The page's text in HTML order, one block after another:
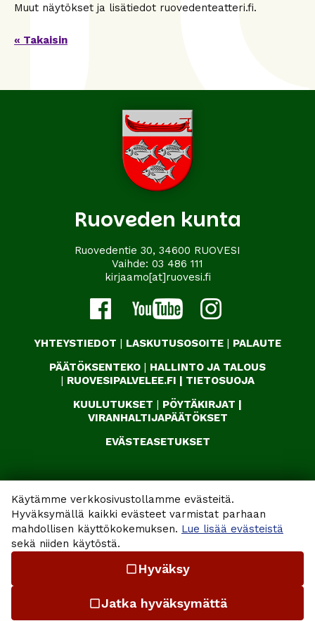
Käytämme verkkosivustollamme evästeitä.
Hyväksymällä kaikki evästeet varmistat parhaan
mahdollisen käyttökokemuksen. Lue lisää evästeistä
sekä niiden käytöstä.
check_box_outline_blank Hyväksy
check_box_outline_blankJatka hyväksymättä
Muut näytökset ja lisätiedot ruovedenteatteri.fi.
« Takaisin
Ruoveden kunta
Ruovedentie 30, 34600 RUOVESI
Vaihde: 03 486 111
kirjaamo[at]ruovesi.fi
YHTEYSTIEDOT | LASKUTUSOSOITE | PALAUTE
PÄÄTÖKSENTEKO | HALLINTO JA TALOUS
| RUOVESIPALVELEE.FI | TIETOSUOJA
KUULUTUKSET | PÖYTÄKIRJAT |
VIRANHALTIJAPÄÄTÖKSET
EVÄSTEASETUKSET